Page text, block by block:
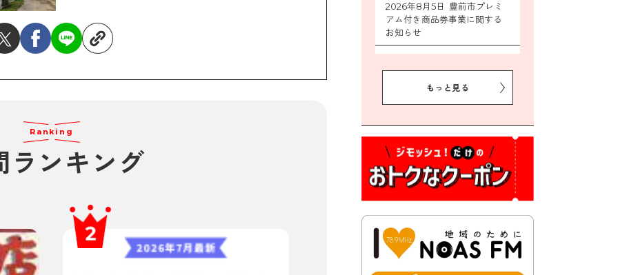
Ranking
ランキング
2026年8月5日 豊前市プレミ
アム付き商品券事業に関する
お知らせ
ン作戦参加者募集
対抗「福岡駅伝」出場選手募
集！
2026年7月31日 第６次豊前市
総合計画後期基本計画策定業
もっと見る